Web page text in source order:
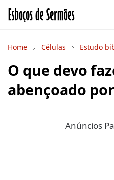
Home Células Estudo
O que devo
abençoado
Anúncios